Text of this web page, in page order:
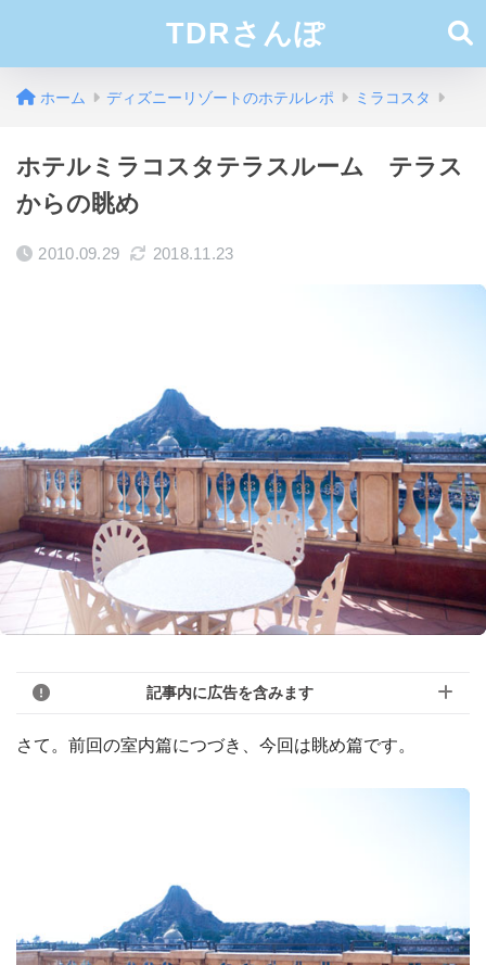
TDRさんぽ
ホーム ディズニーリゾートのホテルレポ ミラコスタ
ホテルミラコスタテラスルーム テラス
からの眺め
2010.09.29 2018.11.23
記事内に広告を含みます
さて。前回の室内篇につづき、今回は眺め篇です。